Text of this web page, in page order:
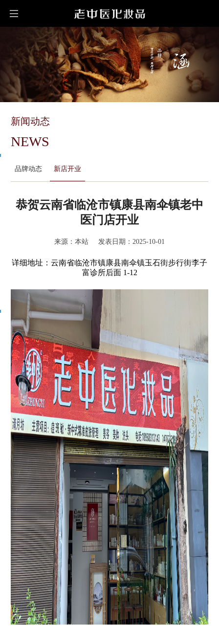
新闻动态
NEWS
品牌动态 新店开业
恭贺云南省临沧市镇康县南伞镇老中
医门店开业
来源：本站 发表日期：2025-10-01
详细地址：云南省临沧市镇康县南伞镇玉石街步行街李子
富诊所后面 1-12